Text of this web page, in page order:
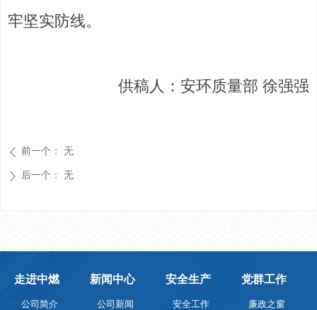
牢坚实防线。
供稿人：安环质量部 徐强强
ꄴ 前一个： 无
ꄲ 后一个： 无
走进中燃
公司简介
新闻中心
公司新闻
安全生产
安全工作
党群工作
廉政之窗